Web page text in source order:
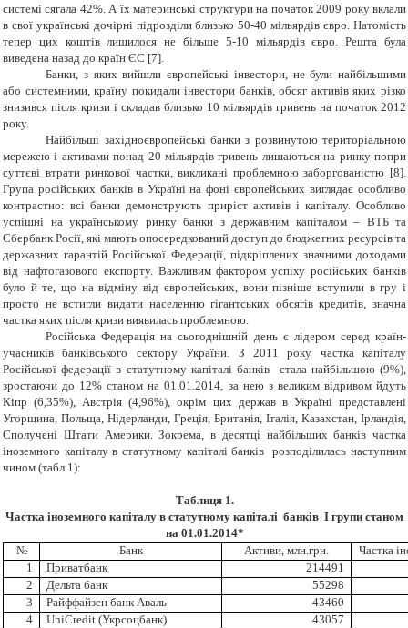
системі сягала 42%. А їх материнські структури на початок 2009 року вклали
в свої українські дочірні підрозділи близько 50-40 мільярдів євро. Натомість
тепер цих коштів лишилося не більше 5-10 мільярдів євро. Решта була
виведена назад до країн ЄС [7].
Банки, з яких вийшли європейські інвестори, не були найбільшими
або системними, країну покидали інвестори банків, обсяг активів яких різко
знизився після кризи і складав близько 10 мільярдів гривень на початок 2012
року.
Найбільші західноєвропейські банки з розвинутою територіальною
мережею і активами понад 20 мільярдів гривень лишаються на ринку попри
суттєві втрати ринкової частки, викликані проблемною заборгованістю [8].
Група російських банків в Україні на фоні європейських виглядає особливо
контрастно: всі банки демонструють приріст активів і капіталу. Особливо
успішні на українському ринку банки з державним капіталом – ВТБ та
Сбербанк Росії, які мають опосередкований доступ до бюджетних ресурсів та
державних гарантій Російської Федерації, підкріплених значними доходами
від нафтогазового експорту. Важливим фактором успіху російських банків
було й те, що на відміну від європейських, вони пізніше вступили в гру і
просто не встигли видати населенню гігантських обсягів кредитів, значна
частка яких після кризи виявилась проблемною.
Російська Федерація на сьогоднішній день є лідером серед країн-
учасників банківського сектору України. З 2011 року частка капіталу
Російської федерації в статутному капіталі банків стала найбільшою (9%),
зростаючи до 12% станом на 01.01.2014, за нею з великим відривом йдуть
Кіпр (6,35%), Австрія (4,96%), окрім цих держав в Україні представлені
Угорщина, Польща, Нідерланди, Греція, Британія, Італія, Казахстан, Ірландія,
Сполучені Штати Америки. Зокрема, в десятці найбільших банків частка
іноземного капіталу в статутному капіталі банків розподілилась наступним
чином (табл.1):
Таблиця 1.
Частка іноземного капіталу в статутному капіталі банків І групи станом
на 01.01.2014*
№
Банк Активи, млн.грн.
Частка
1
Приватбанк
214491
2
Дельта банк
55298
3
Райффайзен банк Аваль
43460
4
UniCredit (Укрсоцбанк)
43057